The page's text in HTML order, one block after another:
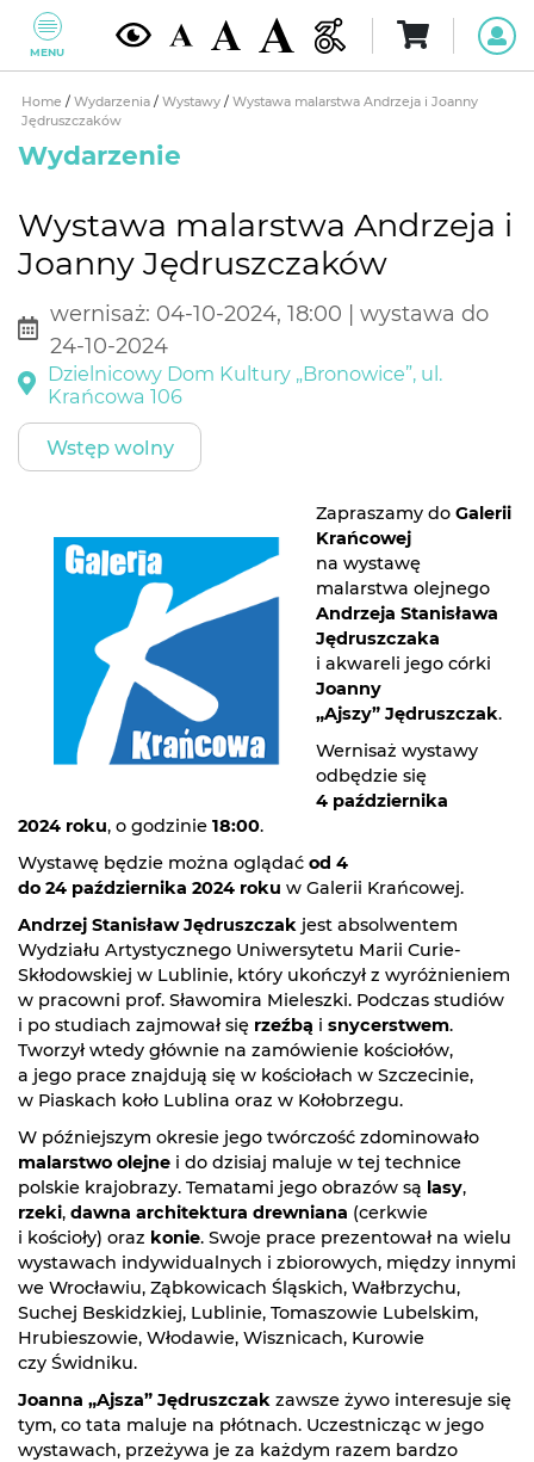
MENU
Home / Wydarzenia / Wystawy / Wystawa malarstwa Andrzeja i Joanny
Jędruszczaków
Wydarzenie
Wystawa malarstwa Andrzeja i
Joanny Jędruszczaków
wernisaż: 04-10-2024, 18:00 | wystawa do
24-10-2024
Dzielnicowy Dom Kultury „Bronowice”, ul.
Krańcowa 106
Wstęp wolny
Zapraszamy do Galerii
Krańcowej
na wystawę
malarstwa olejnego
Andrzeja Stanisława
Jędruszczaka
i akwareli jego córki
Joanny
„Ajszy” Jędruszczak.
Wernisaż wystawy
odbędzie się
4 października
2024 roku, o godzinie 18:00.
Wystawę będzie można oglądać od 4
do 24 października 2024 roku w Galerii Krańcowej.
Andrzej Stanisław Jędruszczak jest absolwentem
Wydziału Artystycznego Uniwersytetu Marii Curie-
Skłodowskiej w Lublinie, który ukończył z wyróżnieniem
w pracowni prof. Sławomira Mieleszki. Podczas studiów
i po studiach zajmował się rzeźbą i snycerstwem.
Tworzył wtedy głównie na zamówienie kościołów,
a jego prace znajdują się w kościołach w Szczecinie,
w Piaskach koło Lublina oraz w Kołobrzegu.
W późniejszym okresie jego twórczość zdominowało
malarstwo olejne i do dzisiaj maluje w tej technice
polskie krajobrazy. Tematami jego obrazów są lasy,
rzeki, dawna architektura drewniana (cerkwie
i kościoły) oraz konie. Swoje prace prezentował na wielu
wystawach indywidualnych i zbiorowych, między innymi
we Wrocławiu, Ząbkowicach Śląskich, Wałbrzychu,
Suchej Beskidzkiej, Lublinie, Tomaszowie Lubelskim,
Hrubieszowie, Włodawie, Wisznicach, Kurowie
czy Świdniku.
Joanna „Ajsza” Jędruszczak zawsze żywo interesuje się
tym, co tata maluje na płótnach. Uczestnicząc w jego
wystawach, przeżywa je za każdym razem bardzo